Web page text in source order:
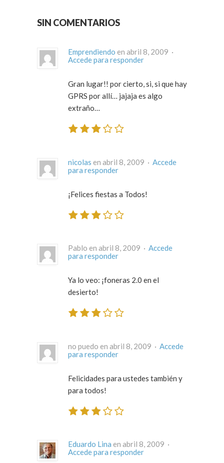
SIN COMENTARIOS
Emprendiendo
en abril 8, 2009 ·
Accede para responder
Gran lugar!! por cierto, si, si que hay
GPRS por allí… jajaja es algo
extraño…
nicolas en abril 8, 2009 · Accede
para responder
¡Felices fiestas a Todos!
Pablo en abril 8, 2009 · Accede
para responder
Ya lo veo: ¡foneras 2.0 en el
desierto!
no puedo en abril 8, 2009 · Accede
para responder
Felicidades para ustedes también y
para todos!
Eduardo Lina
en abril 8, 2009 ·
Accede para responder